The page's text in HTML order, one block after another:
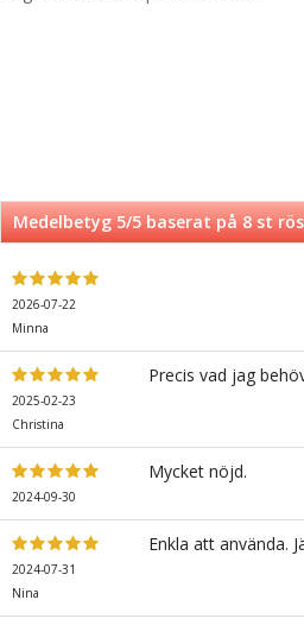
Medelbetyg5/5 baserat på8st
2026-07-22
Minna
2025-02-23
Christina
Precis vad jag
2024-09-30
Mycket nöjd.
2024-07-31
Nina
Enkla att använda.